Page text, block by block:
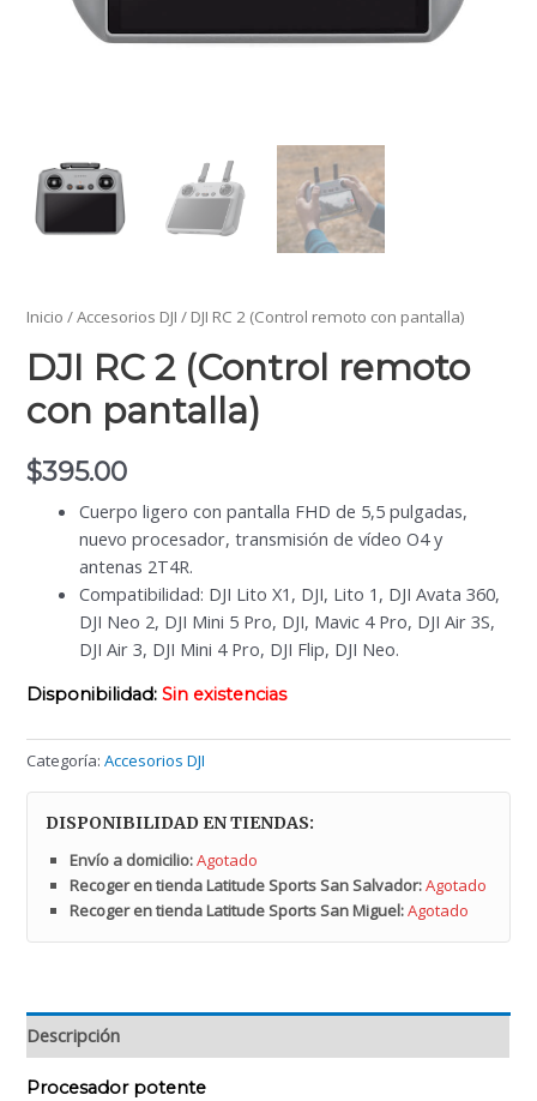
Inicio /Accesorios DJI / DJI RC 2 (Control remoto con pantalla)
DJI RC 2 (Control remoto
con pantalla)
$395.00
Cuerpo ligero con pantalla FHD de 5,5 pulgadas,
nuevo procesador, transmisión de vídeo O4 y
antenas 2T4R.
Compatibilidad: DJI Lito X1, DJI, Lito 1, DJI Avata 360,
DJI Neo 2, DJI Mini 5 Pro, DJI, Mavic 4 Pro, DJI Air 3S,
DJI Air 3, DJI Mini 4 Pro, DJI Flip, DJI Neo.
Disponibilidad: Sin existencias
Categoría:Accesorios DJI
DISPONIBILIDAD EN TIENDAS:
Envío a domicilio:Agotado
Recoger en tienda Latitude Sports San Salvador:Agotado
Recoger en tienda Latitude Sports San Miguel:Agotado
Descripción
Procesador potente